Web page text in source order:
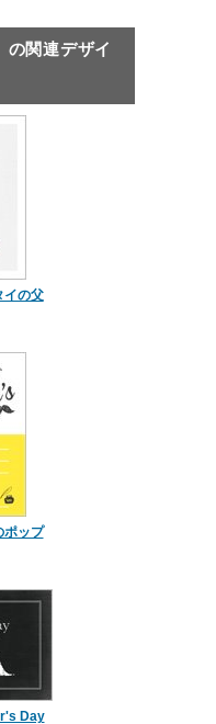
の関連デザイ
イの父
ポップ
Day